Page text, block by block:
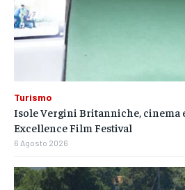
Turismo
Isole Vergini Britanniche, cinema
Excellence Film Festival
6 Agosto 2026